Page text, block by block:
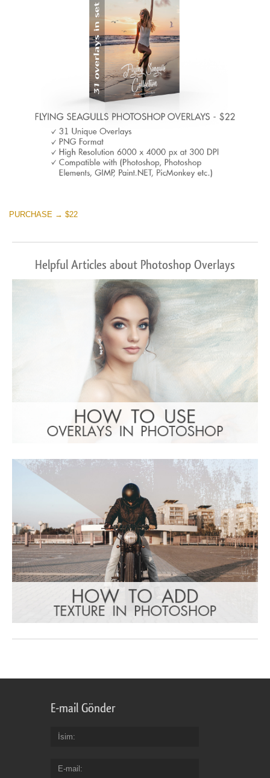
PURCHASE → $22
Helpful Articles about Photoshop Overlays
E-mail Gönder
İsim
E-mail